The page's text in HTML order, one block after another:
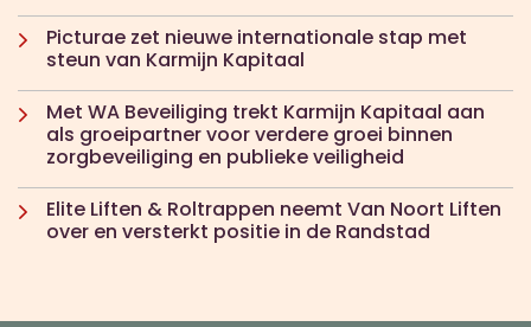
Picturae zet nieuwe internationale stap met
steun van Karmijn Kapitaal
Met WA Beveiliging trekt Karmijn Kapitaal aan
als groeipartner voor verdere groei binnen
zorgbeveiliging en publieke veiligheid
Elite Liften & Roltrappen neemt Van Noort Liften
over en versterkt positie in de Randstad